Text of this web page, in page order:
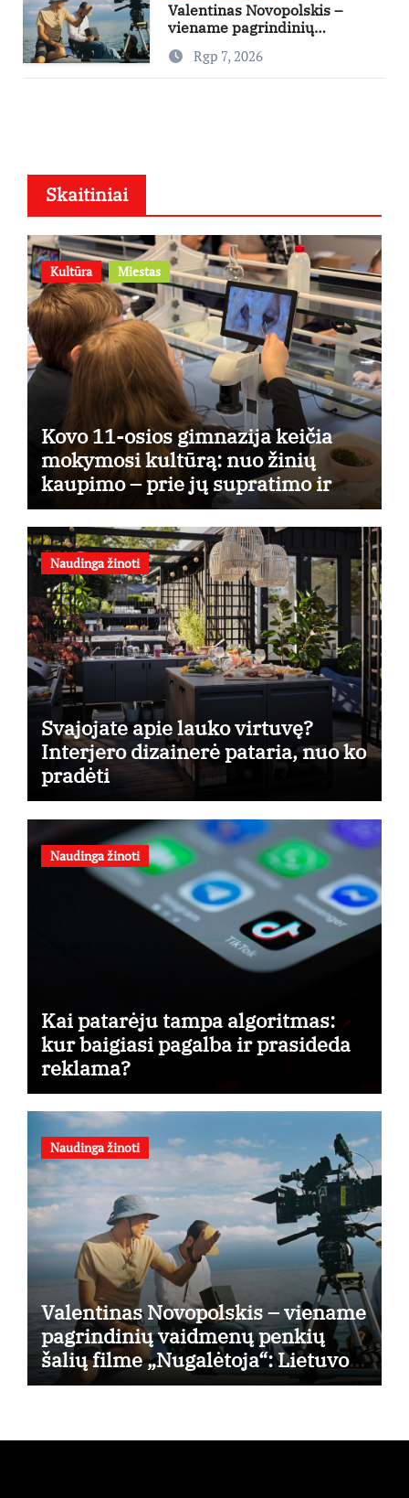
Valentinas Novopolskis –
viename pagrindinių
vaidmenų penkių šalių filme
„Nugalėtoja“: Lietuvos kino
teatruose – nuo rugpjūčio 7-
Rgp 7, 2026
Skaitiniai
Kultūra Miestas
Kovo 11-osios gimnazija keičia
mokymosi kultūrą: nuo žinių
kaupimo – prie jų supratimo ir
taikymo
Naudinga žinoti
Svajojate apie lauko virtuvę?
Interjero dizainerė pataria, nuo ko
pradėti
Naudinga žinoti
Kai patarėju tampa algoritmas:
kur baigiasi pagalba ir prasideda
reklama?
Naudinga žinoti
Valentinas Novopolskis – viename
pagrindinių vaidmenų penkių
šalių filme „Nugalėtoja“: Lietuvos
kino teatruose – nuo rugpjūčio 7-